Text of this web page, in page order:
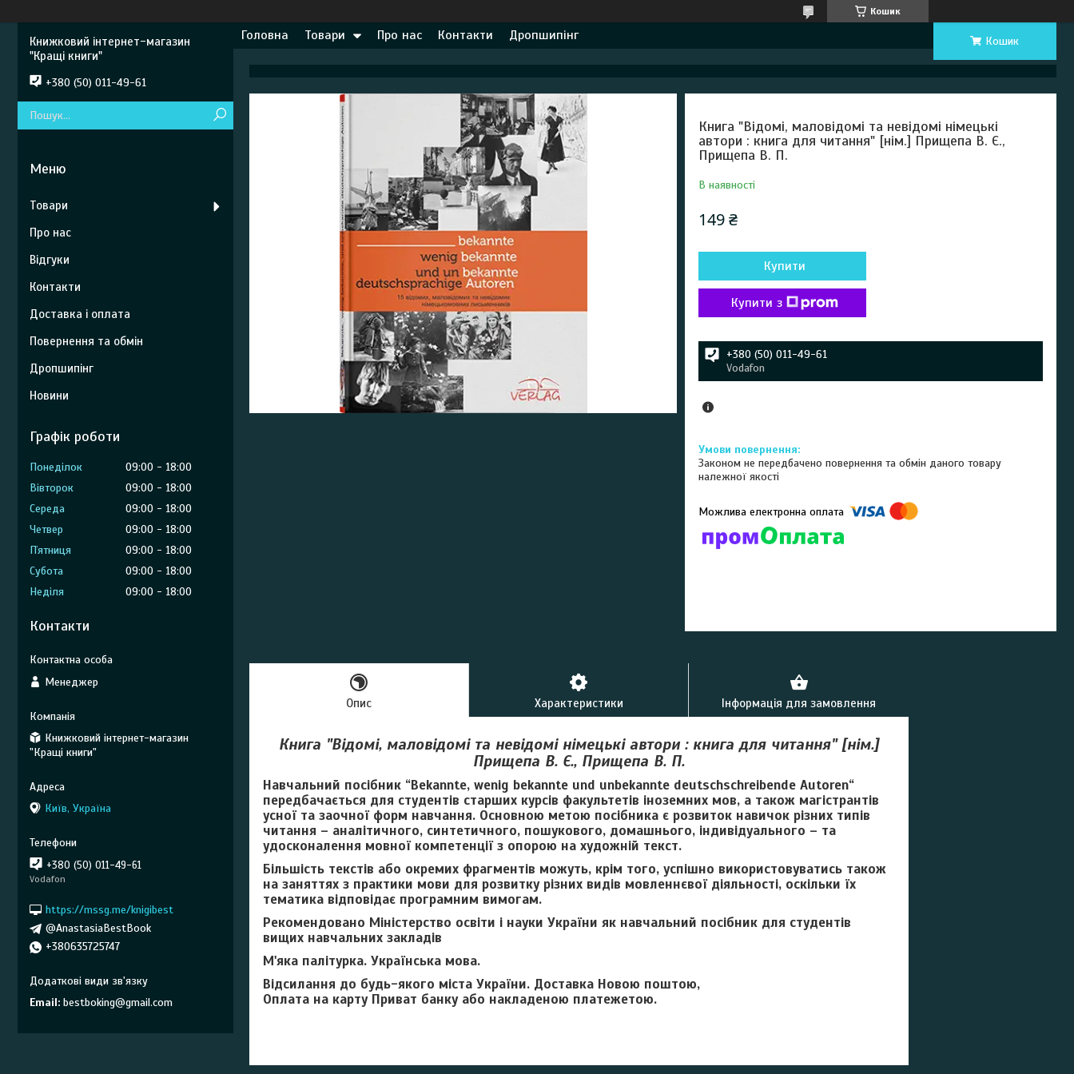
Кошик
Головна Товари Про нас Контакти Дропшипінг Кошик
Книга "Відомі, маловідомі та невідомі німецькі
автори : книга для читання" [нім.] Прищепа В. Є.,
Прищепа В. П.
В наявності
149 ₴
Купити
Купити з
+380 (50) 011-49-61
Vodafon
Законом не передбачено повернення та обмін даного товару
належної якості
Опис Характеристики Інформація для замовлення
Книга "Відомі, маловідомі та невідомі німецькі автори : книга для читання" [нім.]
Прищепа В. Є., Прищепа В. П.
Навчальний посібник “Bekannte, wenig bekannte und unbekannte deutschschreibende Autoren“
передбачається для студентів старших курсів факультетів іноземних мов, а також магістрантів
усної та заочної форм навчання. Основною метою посібника є розвиток навичок різних типів
читання – аналітичного, синтетичного, пошукового, домашнього, індивідуального – та
удосконалення мовної компетенції з опорою на художній текст.
Більшість текстів або окремих фрагментів можуть, крім того, успішно використовуватись також
на заняттях з практики мови для розвитку різних видів мовленнєвої діяльності, оскільки їх
тематика відповідає програмним вимогам.
Рекомендовано Міністерство освіти і науки України як навчальний посібник для студентів
вищих навчальних закладів
М'яка палітурка. Українська мова.
Відсилання до будь-якого міста України. Доставка Новою поштою,
Оплата на карту Приват банку або накладеною платежетою.
Книжковий інтернет-магазин
"Кращі книги"
+380 (50) 011-49-61
Товари
Про нас
Відгуки
Контакти
Доставка і оплата
Повернення та обмін
Дропшипінг
Новини
Графік роботи
Понеділок 09:00
18:00
Вівторок
09:00
18:00
Середа
09:00
18:00
Четвер
09:00
18:00
Пʼятниця
09:00
18:00
Субота
09:00
18:00
Неділя
09:00 18:00
Контакти
Менеджер
Книжковий інтернет-магазин
"Кращі книги"
Київ, Україна
+380 (50) 011-49-61
Vodafon
https://mssg.me/knigibest
@AnastasiaBestBook
+380635725747
Email bestboking@gmail.com